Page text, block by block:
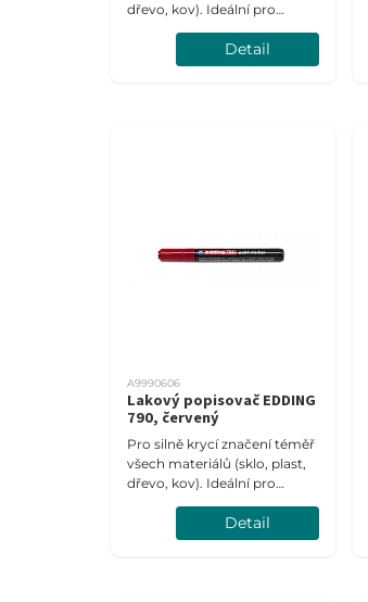
dřevo, kov). Ideální pro
tmavé a průsvitné materiály.
Šíře stopy 0,8 mm.
Detail
A9990606
Lakový popisovač EDDING
790, červený
Pro silně krycí značení téměř
všech materiálů (sklo, plast,
dřevo, kov). Ideální pro
tmavé a průsvitné materiály.
Šíře stopy 2-3 mm.
Detail